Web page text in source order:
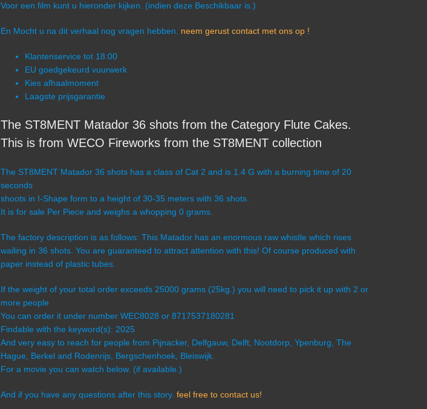
Voor een film kunt u hieronder kijken. (indien deze Beschikbaar is.)
En Mocht u na dit verhaal nog vragen hebben. neem gerust contact met ons op !
Klantenservice tot 18:00
EU goedgekeurd vuurwerk
Kies afhaalmoment
Laagste prijsgarantie
The ST8MENT Matador 36 shots from the Category Flute Cakes.
This is from WECO Fireworks from the ST8MENT collection
The ST8MENT Matador 36 shots has a class of Cat 2 and is 1.4 G with a burning time of 20
seconds
shoots in I-Shape form to a height of 30-35 meters with 36 shots.
It is for sale Per Piece and weighs a whopping 0 grams.
The factory description is as follows: This Matador has an enormous raw whistle which rises
wailing in 36 shots. You are guaranteed to attract attention with this! Of course produced with
paper instead of plastic tubes.
If the weight of your total order exceeds 25000 grams (25kg.) you will need to pick it up with 2 or
more people
You can order it under number WEC8028 or 8717537180281
Findable with the keyword(s): 2025
And very easy to reach for people from Pijnacker, Delfgauw, Delft, Nootdorp, Ypenburg, The
Hague, Berkel and Rodenrijs, Bergschenhoek, Bleiswijk.
For a movie you can watch below. (if available.)
And if you have any questions after this story. feel free to contact us!